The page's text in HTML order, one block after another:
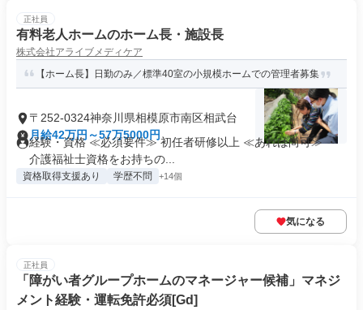
正社員
有料老人ホームのホーム長・施設長
株式会社アライブメディケア
【ホーム長】日勤のみ／標準40室の小規模ホームでの管理者募集
〒252-0324神奈川県相模原市南区相武台
月給42万円～57万5000円
経験・資格 ≪必須要件≫ 初任者研修以上 ≪あれば尚可≫ ・
介護福祉士資格をお持ちの...
資格取得支援あり 学歴不問 +14個
気になる
正社員
「障がい者グループホームのマネージャー候補」マネジ
メント経験・運転免許必須[Gd]